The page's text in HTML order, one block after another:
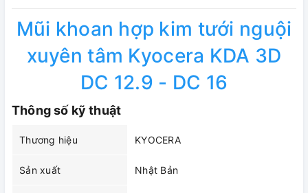
Mũi khoan hợp kim tưới nguội
xuyên tâm Kyocera KDA 3D
DC 12.9 - DC 16
Thông số kỹ thuật
Thương hiệu KYOCERA
Sản xuất Nhật Bản